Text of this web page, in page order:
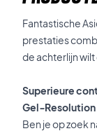
Fantastische
prestaties
de achterlijn
Superieure
Gel‑Resolution
Ben je op zoek